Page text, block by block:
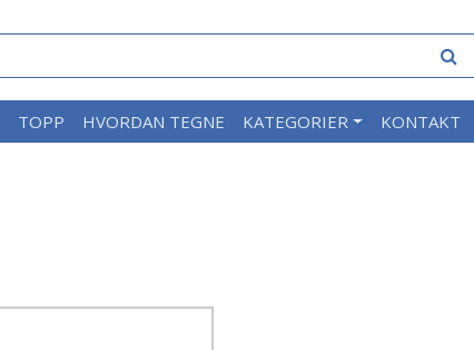
TOPP HVORDAN TEGNE KATEGORIER KONTAKT